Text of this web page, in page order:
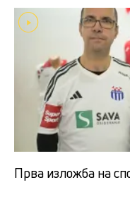
Прва изложба на